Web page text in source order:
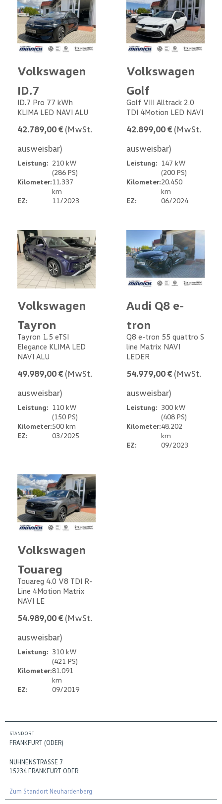
Volkswagen
ID.7
ID.7 Pro 77 kWh
KLIMA LED NAVI ALU
42.789,00 € (MwSt.
ausweisbar)
Leistung: 210 kW
(286 PS)
Kilometer:11.337
km
EZ:
11/2023
Volkswagen
Golf
Golf VIII Alltrack 2.0
TDI 4Motion LED NAVI
42.899,00 € (MwSt.
ausweisbar)
Leistung: 147 kW
(200 PS)
Kilometer:20.450
km
EZ:
06/2024
Volkswagen
Tayron
Tayron 1.5 eTSI
Elegance KLIMA LED
NAVI ALU
49.989,00 € (MwSt.
ausweisbar)
Leistung: 110 kW
(150 PS)
Kilometer:500 km
EZ:
03/2025
Audi Q8 e-
tron
Q8 e-tron 55 quattro S
line Matrix NAVI
LEDER
54.979,00 € (MwSt.
ausweisbar)
Leistung: 300 kW
(408 PS)
Kilometer:48.202
km
EZ:
09/2023
Volkswagen
Touareg
Touareg 4.0 V8 TDI R-
Line 4Motion Matrix
NAVI LE
54.989,00 € (MwSt.
ausweisbar)
Leistung: 310 kW
(421 PS)
Kilometer:81.091
km
EZ:
09/2019
STANDORT
FRANKFURT (ODER)
NUHNENSTRASSE 7
15234 FRANKFURT ODER
Zum Standort Neuhardenberg